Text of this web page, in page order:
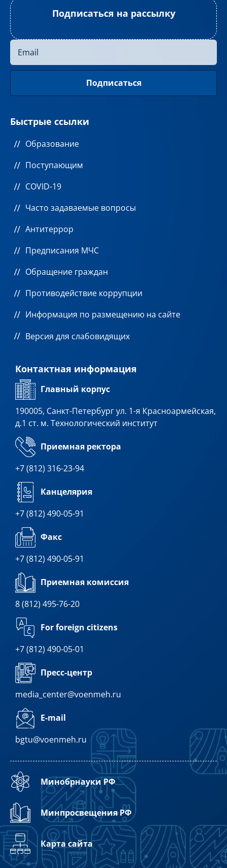
Подписаться на рассылку
Быстрые ссылки
Образование
Поступающим
COVID-19
Часто задаваемые вопросы
Антитеррор
Предписания МЧС
Обращение граждан
Противодействие коррупции
Информация по размещению на сайте
Версия для слабовидящих
Контактная информация
Главный корпус
190005, Санкт-Петербург ул. 1-я Красноармейская,
д.1 ст. м. Технологический институт
Приемная ректора
+7 (812) 316-23-94
Канцелярия
+7 (812) 490-05-91
Факс
+7 (812) 490-05-91
Приемная комиссия
8 (812) 495-76-20
For foreign citizens
+7 (812) 490-05-01
Пресс-центр
media_center@voenmeh.ru
E-mail
bgtu@voenmeh.ru
Минобрнауки РФ
Минпросвещения РФ
Карта сайта